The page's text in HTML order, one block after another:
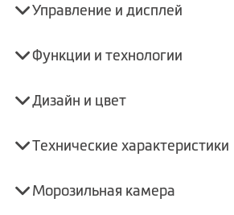
Управление и дисплей
Функции и технологии
Дизайн и цвет
Технические характеристики
Морозильная камера